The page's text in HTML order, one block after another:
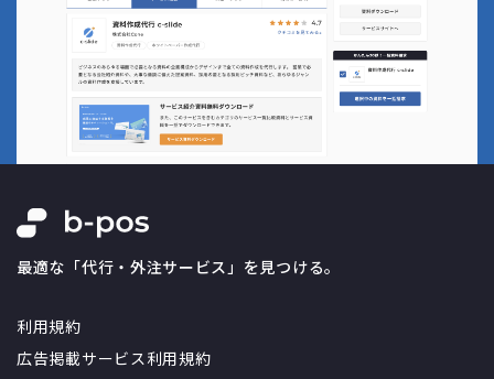
最適な「代行・外注サービス」を見つける。
利用規約
広告掲載サービス利用規約